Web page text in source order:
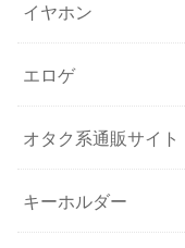
イヤホン
エロゲ
オタク系通販サイト
キーホルダー